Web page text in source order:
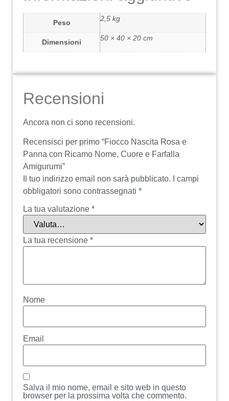
Peso 2,5 kg
Dimensioni 50 × 40 × 20 cm
Recensioni
Ancora non ci sono recensioni.
Recensisci per primo “Fiocco Nascita Rosa e
Panna con Ricamo Nome, Cuore e Farfalla
Amigurumi”
Il tuo indirizzo email non sarà pubblicato.
I campi
obbligatori sono contrassegnati *
La tua valutazione *
La tua recensione *
Nome
Email
Salva il mio nome, email e sito web in questo
browser per la prossima volta che commento.